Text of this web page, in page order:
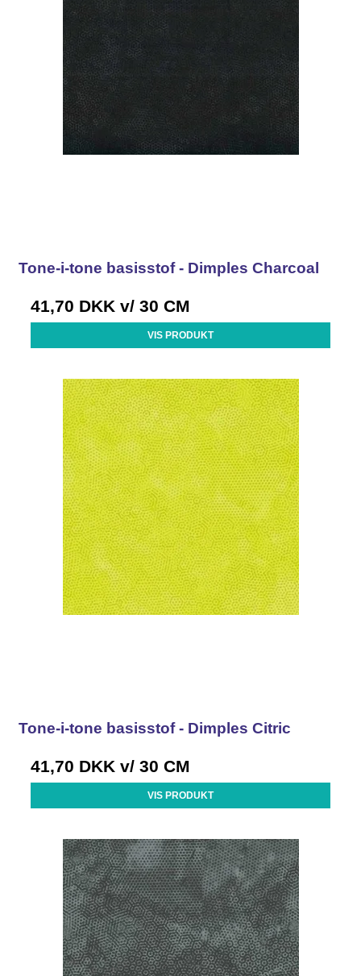
Tone-i-tone basisstof - Dimples Charcoal
41,70 DKK v/ 30 CM
VIS PRODUKT
Tone-i-tone basisstof - Dimples Citric
41,70 DKK v/ 30 CM
VIS PRODUKT